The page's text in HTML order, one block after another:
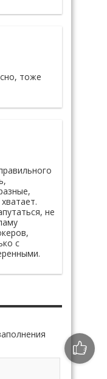
тоже
не
с